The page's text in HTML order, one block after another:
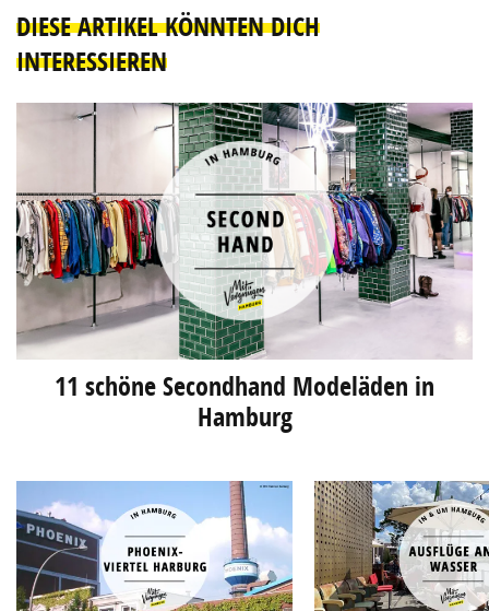
DIESE ARTIKEL KÖNNTEN DICH
INTERESSIEREN
11 schöne Secondhand Modeläden in
Hamburg